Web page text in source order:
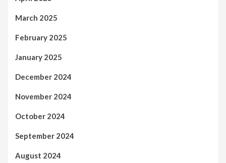
March 2025
February 2025
January 2025
December 2024
November 2024
October 2024
September 2024
August 2024